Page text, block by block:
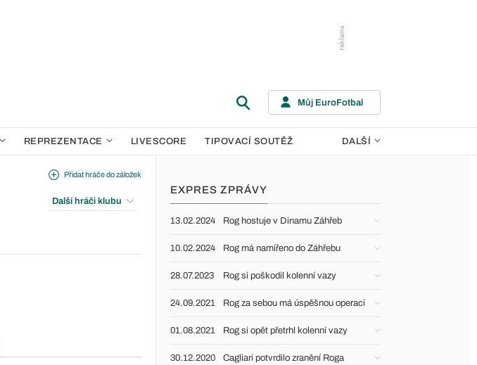
Můj EuroFotbal
REPREZENTACE LIVESCORE TIPOVACÍ SOUTĚŽ DALŠÍ
Přidat hráče do záložek
Další hráči klubu
EXPRES ZPRÁVY
13.02.2024 Rog hostuje v Dinamu Záhřeb
10.02.2024 Rog má namířeno do Záhřebu
28.07.2023 Rog si poškodil kolenní vazy
24.09.2021 Rog za sebou má úspěšnou operaci
01.08.2021 Rog si opět přetrhl kolenní vazy
30.12.2020 Cagliari potvrdilo zranění Roga